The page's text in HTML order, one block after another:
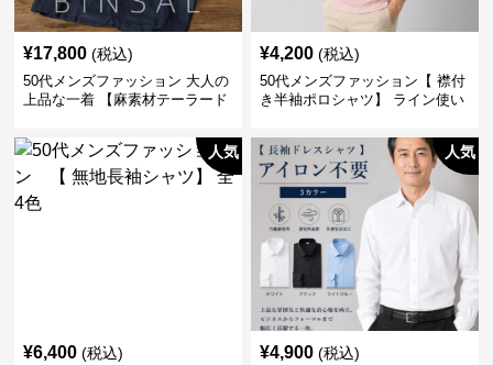
¥17,800 (税込)
50代メンズファッション 大人の
上品な一着 【麻素材テーラード
¥4,200 (税込)
50代メンズファッション【 襟付
き半袖ポロシャツ】 ライン使い
人気
¥6,400 (税込)
人気
¥4,900 (税込)